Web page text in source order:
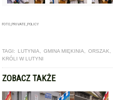
FOTO_PRIVATE_POLICY
TAGI: LUTYNIA GMINA MIĘKINIA ORSZAK
KRÓLI W LUTYNI
ZOBACZ TAKŻE